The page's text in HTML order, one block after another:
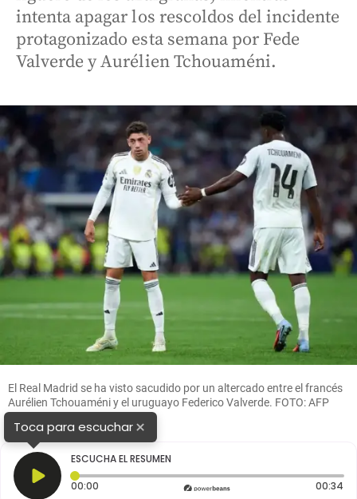
intenta apagar los rescoldos del incidente
protagonizado esta semana por Fede
Valverde y Aurélien Tchouaméni.
El Real Madrid se ha visto sacudido por un altercado entre el francés
Aurélien Tchouaméni y el uruguayo Federico Valverde. FOTO: AFP
Toca para escuchar×
ESCUCHA EL RESUMEN
00:00 Tiempo transcurrido: 0 segundos 00:34